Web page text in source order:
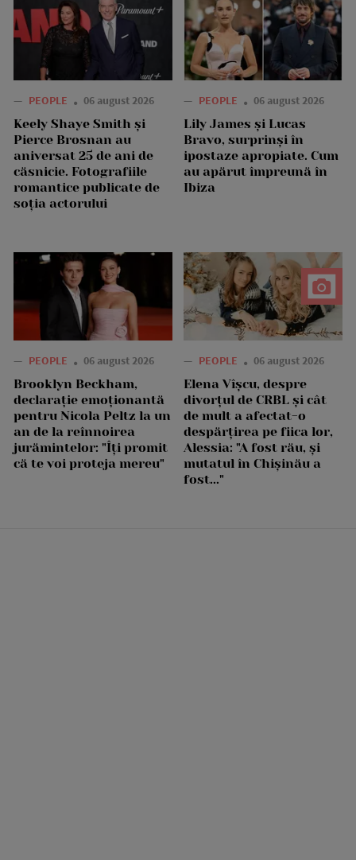
— PEOPLE 06 august 2026
Keely Shaye Smith și
Pierce Brosnan au
aniversat 25 de ani de
căsnicie. Fotografiile
romantice publicate de
soția actorului
— PEOPLE 06 august 2026
Lily James și Lucas
Bravo, surprinși în
ipostaze apropiate. Cum
au apărut împreună în
Ibiza
— PEOPLE 06 august 2026
Brooklyn Beckham,
declarație emoționantă
pentru Nicola Peltz la un
an de la reînnoirea
jurămintelor: "Îți promit
că te voi proteja mereu"
— PEOPLE 06 august 2026
Elena Vîșcu, despre
divorțul de CRBL și cât
de mult a afectat-o
despărțirea pe fiica lor,
Alessia: "A fost rău, și
mutatul în Chișinău a
fost..."